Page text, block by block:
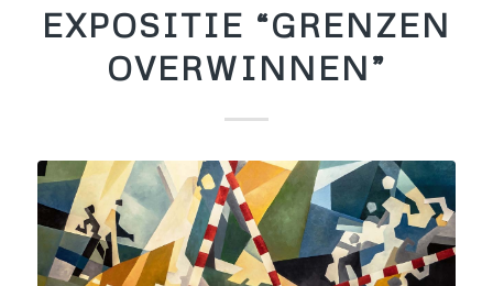
EXPOSITIE “GRENZEN
OVERWINNEN”